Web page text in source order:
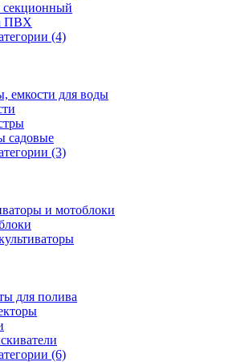
секционный
ПВХ
(4)
емкости для воды
садовые
(3)
и мотоблоки
для полива
(6)